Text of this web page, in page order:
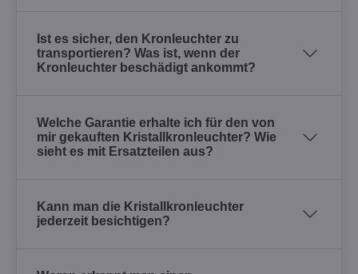
Ist es sicher, den Kronleuchter zu
transportieren? Was ist, wenn der
Kronleuchter beschädigt ankommt?
Welche Garantie erhalte ich für den von
mir gekauften Kristallkronleuchter? Wie
sieht es mit Ersatzteilen aus?
Kann man die Kristallkronleuchter
jederzeit besichtigen?